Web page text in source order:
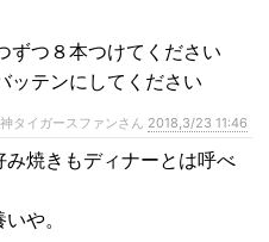
ずつ８本つけてください
ッテンにしてください
タイガースファンさん 2018,3/23 11:46
み焼きもディナーとは呼べ
や。